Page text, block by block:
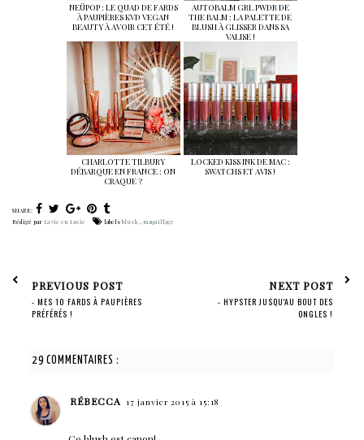
NEÜPOP : LE QUAD DE FARDS
À PAUPIÈRES KVD VEGAN
BEAUTY À AVOIR CET ÉTÉ !
AUTOBALM GRL PWDR DE
THE BALM : LA PALETTE DE
BLUSH À GLISSER DANS SA
VALISE !
CHARLOTTE TILBURY
DÉBARQUE EN FRANCE : ON
CRAQUE ?
LOCKED KISS INK DE MAC :
SWATCHS ET AVIS !
SHARE:
Rédigé par La vie en Lucie labels blush maquillage
PREVIOUS POST
- MES 10 FARDS À PAUPIÈRES
PRÉFÉRÉS !
NEXT POST
- HYPSTER JUSQU'AU BOUT DES
ONGLES !
29 COMMENTAIRES :
RÉBECCA 17 janvier 2015 à 15:18